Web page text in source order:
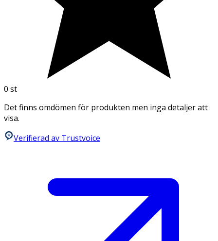
0 st
Det finns omdömen för produkten men inga detaljer att
visa.
Verifierad av Trustvoice